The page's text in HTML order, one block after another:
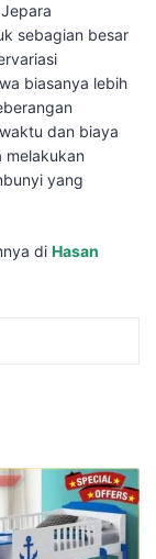
sebagian besar
biasanya lebih
dan biaya
melakukan
yang
di Hasan